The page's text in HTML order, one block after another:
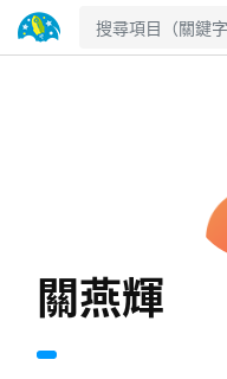
關燕輝